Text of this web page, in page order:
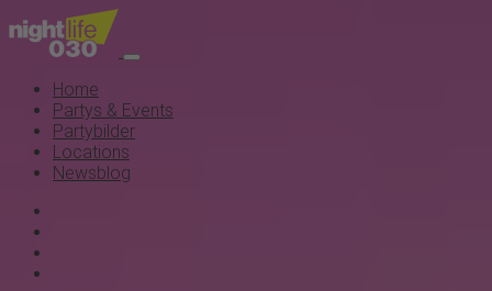
Home
Partys & Events
Partybilder
Locations
Newsblog